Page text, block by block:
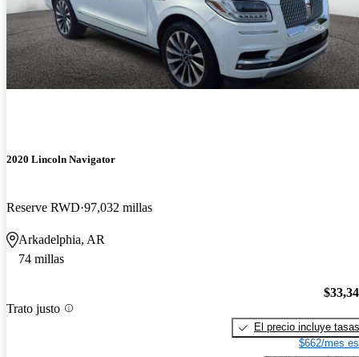
2020 Lincoln Navigator
Reserve RWD 97,032 millas
Arkadelphia, AR
74 millas
Trato justo
El precio incluye tasas
$662/mes